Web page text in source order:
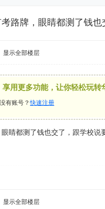
路牌，眼睛都测了钱
显示全部楼层
用更多功能，让你轻松玩转
有账号？快速注册
睛都测了钱也交了，跟学校
显示全部楼层